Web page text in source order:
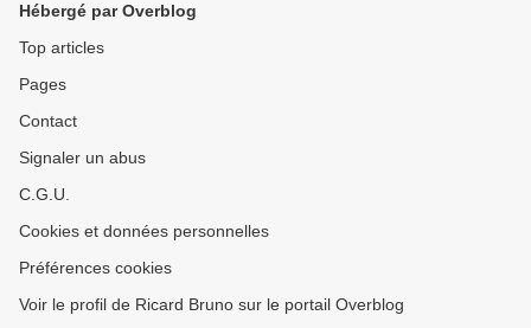
Hébergé par Overblog
Top articles
Pages
Contact
Signaler un abus
C.G.U.
Cookies et données personnelles
Préférences cookies
Voir le profil de Ricard Bruno sur le portail Overblog